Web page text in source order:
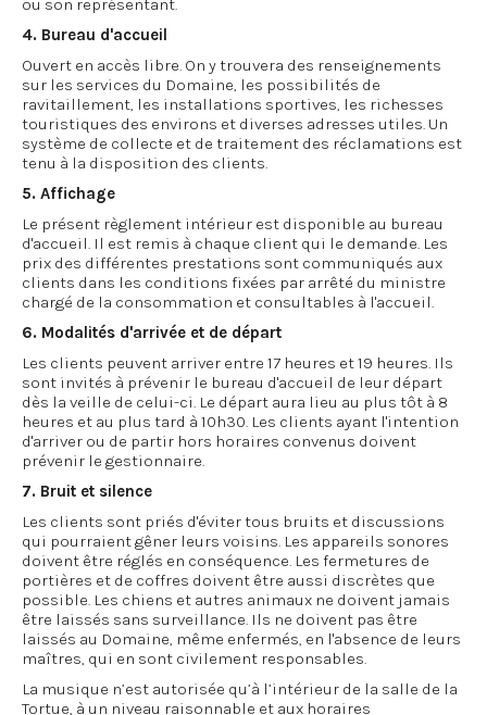
ou son représentant.
4. Bureau d'accueil
Ouvert en accès libre. On y trouvera des renseignements
sur les services du Domaine, les possibilités de
ravitaillement, les installations sportives, les richesses
touristiques des environs et diverses adresses utiles. Un
système de collecte et de traitement des réclamations est
tenu à la disposition des clients.
5. Affichage
Le présent règlement intérieur est disponible au bureau
d'accueil. Il est remis à chaque client qui le demande. Les
prix des différentes prestations sont communiqués aux
clients dans les conditions fixées par arrêté du ministre
chargé de la consommation et consultables à l'accueil.
6. Modalités d'arrivée et de départ
Les clients peuvent arriver entre 17 heures et 19 heures. Ils
sont invités à prévenir le bureau d'accueil de leur départ
dès la veille de celui-ci. Le départ aura lieu au plus tôt à 8
heures et au plus tard à 10h30. Les clients ayant l'intention
d'arriver ou de partir hors horaires convenus doivent
prévenir le gestionnaire.
7. Bruit et silence
Les clients sont priés d'éviter tous bruits et discussions
qui pourraient gêner leurs voisins. Les appareils sonores
doivent être réglés en conséquence. Les fermetures de
portières et de coffres doivent être aussi discrètes que
possible. Les chiens et autres animaux ne doivent jamais
être laissés sans surveillance. Ils ne doivent pas être
laissés au Domaine, même enfermés, en l'absence de leurs
maîtres, qui en sont civilement responsables.
La musique n’est autorisée qu’à l’intérieur de la salle de la
Tortue, à un niveau raisonnable et aux horaires